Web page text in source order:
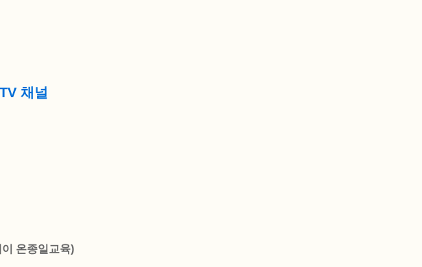
채널
온종일교육)